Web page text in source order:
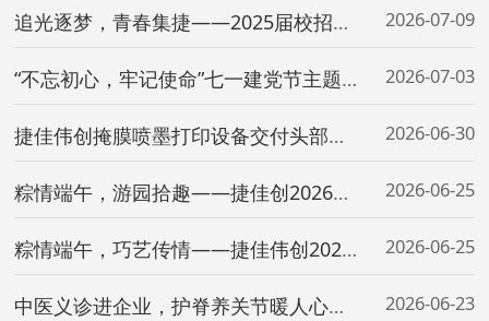
追光逐梦，青春集捷——2025届校招生入职一周年成长汇报圆满落幕 2026-07-09
“不忘初心，牢记使命”七一建党节主题党建党日活动顺利开展 2026-07-03
捷佳伟创掩膜喷墨打印设备交付头部晶硅企业，实现精准图形化量产！ 2026-06-30
粽情端午，游园拾趣——捷佳创2026年端午节活动圆满举行 2026-06-25
粽情端午，巧艺传情——捷佳伟创2026年端午节活动圆满举办 2026-06-25
中医义诊进企业，护脊养关节暖人心——深圳平乐骨伤科医院走进捷佳伟创开展惠民健康行动 2026-06-23